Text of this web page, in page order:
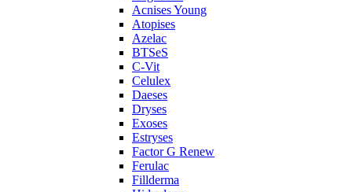
Acnises Young
Atopises
Azelac
BTSeS
C‑Vit
Celulex
Daeses
Dryses
Exoses
Estryses
Factor G Renew
Ferulac
Fillderma